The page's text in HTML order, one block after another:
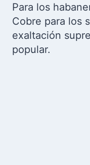
Para los
Cobre para los
exaltación
popular.